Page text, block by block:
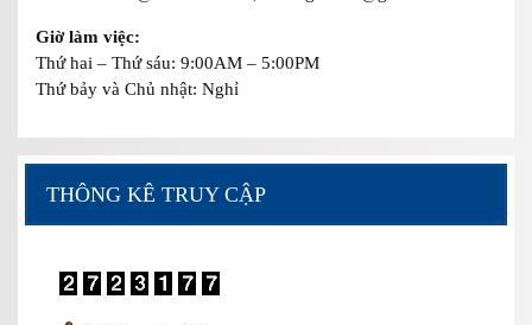
Giờ làm việc:
Thứ hai – Thứ sáu: 9:00AM – 5:00PM
Thứ bảy và Chủ nhật: Nghỉ
THÔNG KÊ TRUY CẬP